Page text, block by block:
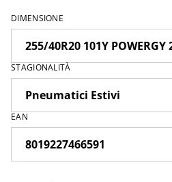
DIMENSIONE
STAGIONALITÀ
EAN